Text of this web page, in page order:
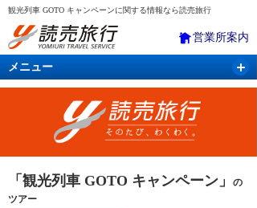
観光列車 GOTO キャンペーンに関する情報なら読売旅行
営業所案内
メニュー
国内旅行 バスツアー 海外旅行
「観光列車 GOTO キャンペーン」
の
ツアー